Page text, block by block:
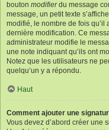
bouton modifierdu message
message, un petit texte
modifié, le nombre de fois qu’il
dernière modification. Ce
administrateur modifie le
une note indiquant qu’ils ont
Notez que les utilisateurs ne
quelqu’un y a répondu.
Haut
Comment ajouter une
Vous devez d’abord créer une